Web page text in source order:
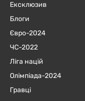
Ексклюзив
Блоги
Євро-2024
ЧC-2022
Ліга націй
Олімпіада-2024
Гравці